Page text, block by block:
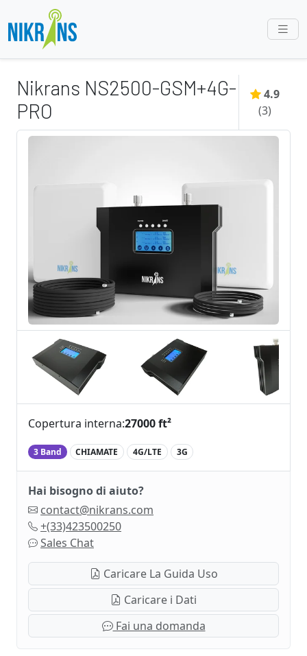
Nikrans NS2500-GSM+4G-
PRO
4.9
(3)
Copertura interna:27000 ft²
3 Band CHIAMATE 4G/LTE 3G
Hai bisogno di aiuto?
contact@nikrans.com
+(33)423500250
Sales Chat
Caricare La Guida Uso
Caricare i Dati
Fai una domanda